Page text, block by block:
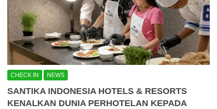
CHECK IN NEWS
SANTIKA INDONESIA HOTELS & RESORTS
KENALKAN DUNIA PERHOTELAN KEPADA